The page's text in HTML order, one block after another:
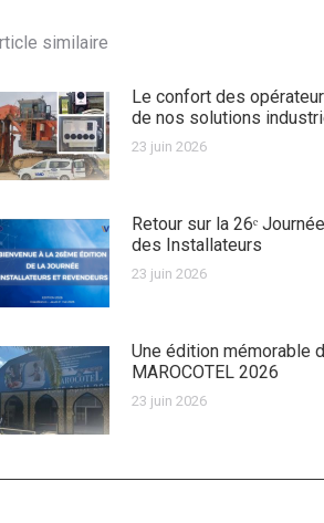
similaire
Le confort des
de nos solutions
23 juin 2026
Retour sur la 26ᵉ
des Installateurs
23 juin 2026
Une édition mémorable
MAROCOTEL 2026
23 juin 2026